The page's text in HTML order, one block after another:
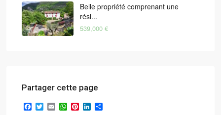
Belle propriété comprenant une
rési...
539,000 €
Partager cette page
Facebook
TwitterEmailWhatsApp
PinterestLinkedIn